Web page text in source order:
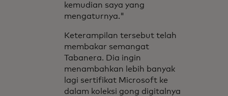
kemudian saya yang
mengaturnya."
Keterampilan tersebut telah
membakar semangat
Tabanera. Dia ingin
menambahkan lebih banyak
lagi sertifikat Microsoft ke
dalam koleksi gong digitalnya